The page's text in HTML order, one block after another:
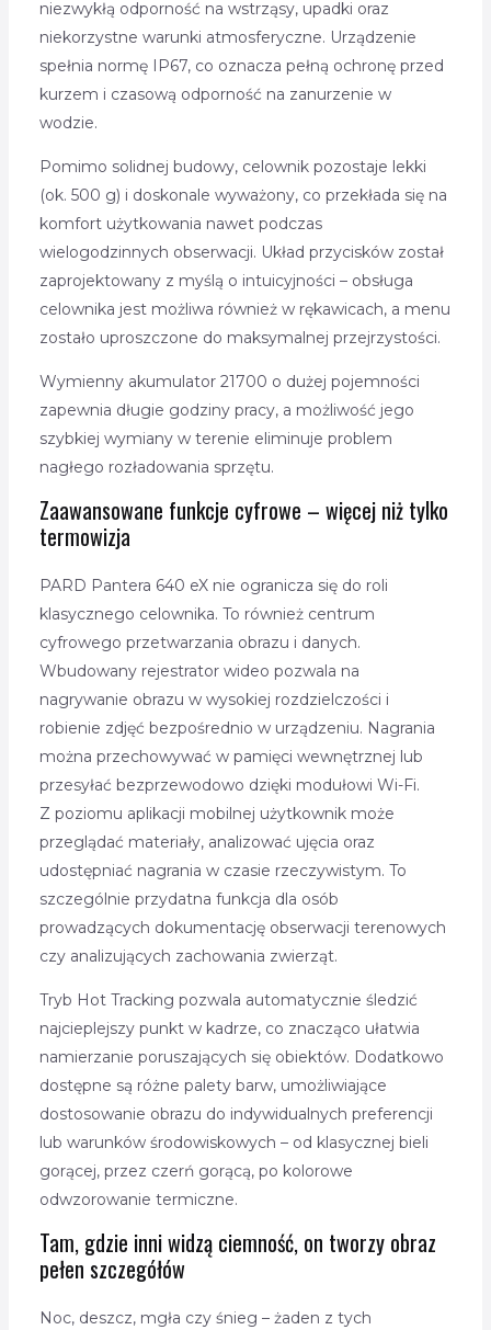
niezwykłą odporność na wstrząsy, upadki oraz
niekorzystne warunki atmosferyczne. Urządzenie
spełnia normę IP67, co oznacza pełną ochronę przed
kurzem i czasową odporność na zanurzenie w
wodzie.
Pomimo solidnej budowy, celownik pozostaje lekki
(ok. 500 g) i doskonale wyważony, co przekłada się na
komfort użytkowania nawet podczas
wielogodzinnych obserwacji. Układ przycisków został
zaprojektowany z myślą o intuicyjności – obsługa
celownika jest możliwa również w rękawicach, a menu
zostało uproszczone do maksymalnej przejrzystości.
Wymienny akumulator 21700 o dużej pojemności
zapewnia długie godziny pracy, a możliwość jego
szybkiej wymiany w terenie eliminuje problem
nagłego rozładowania sprzętu.
Zaawansowane funkcje cyfrowe – więcej niż tylko
termowizja
PARD Pantera 640 eX nie ogranicza się do roli
klasycznego celownika. To również centrum
cyfrowego przetwarzania obrazu i danych.
Wbudowany rejestrator wideo pozwala na
nagrywanie obrazu w wysokiej rozdzielczości i
robienie zdjęć bezpośrednio w urządzeniu. Nagrania
można przechowywać w pamięci wewnętrznej lub
przesyłać bezprzewodowo dzięki modułowi Wi-Fi.
Z poziomu aplikacji mobilnej użytkownik może
przeglądać materiały, analizować ujęcia oraz
udostępniać nagrania w czasie rzeczywistym. To
szczególnie przydatna funkcja dla osób
prowadzących dokumentację obserwacji terenowych
czy analizujących zachowania zwierząt.
Tryb Hot Tracking pozwala automatycznie śledzić
najcieplejszy punkt w kadrze, co znacząco ułatwia
namierzanie poruszających się obiektów. Dodatkowo
dostępne są różne palety barw, umożliwiające
dostosowanie obrazu do indywidualnych preferencji
lub warunków środowiskowych – od klasycznej bieli
gorącej, przez czerń gorącą, po kolorowe
odwzorowanie termiczne.
Tam, gdzie inni widzą ciemność, on tworzy obraz
pełen szczegółów
Noc, deszcz, mgła czy śnieg – żaden z tych